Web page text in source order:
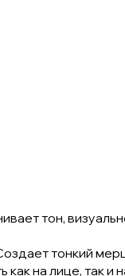
тон,
тонкий
на лице, так и